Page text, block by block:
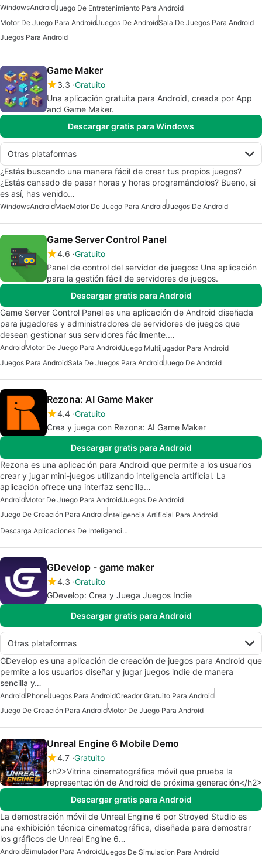
WindowsAndroidJuego De Entretenimiento Para Android
Motor De Juego Para AndroidJuegos De AndroidSala De Juegos Para Android
Juegos Para Android
Game Maker
3.3 Gratuito
Una aplicación gratuita para Android, creada por App
and Game Maker.
Descargar gratis para Windows
Otras plataformas
¿Estás buscando una manera fácil de crear tus propios juegos?
¿Estás cansado de pasar horas y horas programándolos? Bueno, si
es así, has venido…
WindowsAndroidMacMotor De Juego Para AndroidJuegos De Android
Game Server Control Panel
4.6 Gratuito
Panel de control del servidor de juegos: Una aplicación
para la gestión fácil de servidores de juegos.
Descargar gratis para Android
Game Server Control Panel es una aplicación de Android diseñada
para jugadores y administradores de servidores de juegos que
desean gestionar sus servidores fácilmente.…
AndroidMotor De Juego Para AndroidJuego Multijugador Para Android
Juegos Para AndroidSala De Juegos Para AndroidJuego De Android
Rezona: AI Game Maker
4.4 Gratuito
Crea y juega con Rezona: AI Game Maker
Descargar gratis para Android
Rezona es una aplicación para Android que permite a los usuarios
crear y jugar mini-juegos utilizando inteligencia artificial. La
aplicación ofrece una interfaz sencilla…
AndroidMotor De Juego Para AndroidJuegos De Android
Juego De Creación Para AndroidInteligencia Artificial Para Android
Descarga Aplicaciones De Inteligencia Artificial (IA)
GDevelop - game maker
4.3 Gratuito
GDevelop: Crea y Juega Juegos Indie
Descargar gratis para Android
Otras plataformas
GDevelop es una aplicación de creación de juegos para Android que
permite a los usuarios diseñar y jugar juegos indie de manera
sencilla y…
AndroidiPhoneJuegos Para AndroidCreador Gratuito Para Android
Juego De Creación Para AndroidMotor De Juego Para Android
Unreal Engine 6 Mobile Demo
4.7 Gratuito
<h2>Vitrina cinematográfica móvil que prueba la
representación de Android de próxima generación</h2>
Descargar gratis para Android
La demostración móvil de Unreal Engine 6 por Stroyed Studio es
una exhibición técnica cinematográfica, diseñada para demostrar
los gráficos de Unreal Engine 6…
AndroidSimulador Para AndroidJuegos De Simulacion Para Android